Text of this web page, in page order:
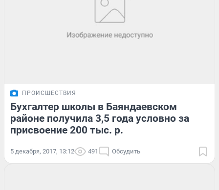
ПРОИСШЕСТВИЯ
Бухгалтер школы в Баяндаевском
районе получила 3,5 года условно за
присвоение 200 тыс. р.
5 декабря, 2017, 13:12 491 Обсудить